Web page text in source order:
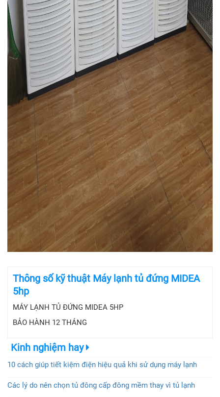
Thông số kỹ thuật Máy lạnh tủ đứng MIDEA
5hp
MÁY LẠNH TỦ ĐỨNG MIDEA 5HP
BẢO HÀNH 12 THÁNG
Kinh nghiệm hay
10 cách giúp tiết kiệm điện hiệu quả khi sử dụng máy lạnh
Các lý do nên chọn tủ đông cấp đông mềm thay vì tủ lạnh